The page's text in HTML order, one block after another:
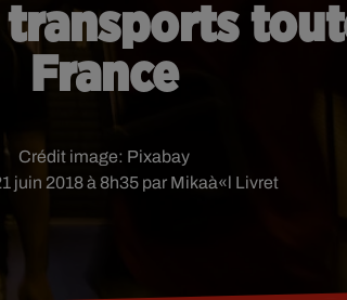
transports
France
juin 2018 à 8h35 par Mikaà«l Livret
Crédit image: Pixabay